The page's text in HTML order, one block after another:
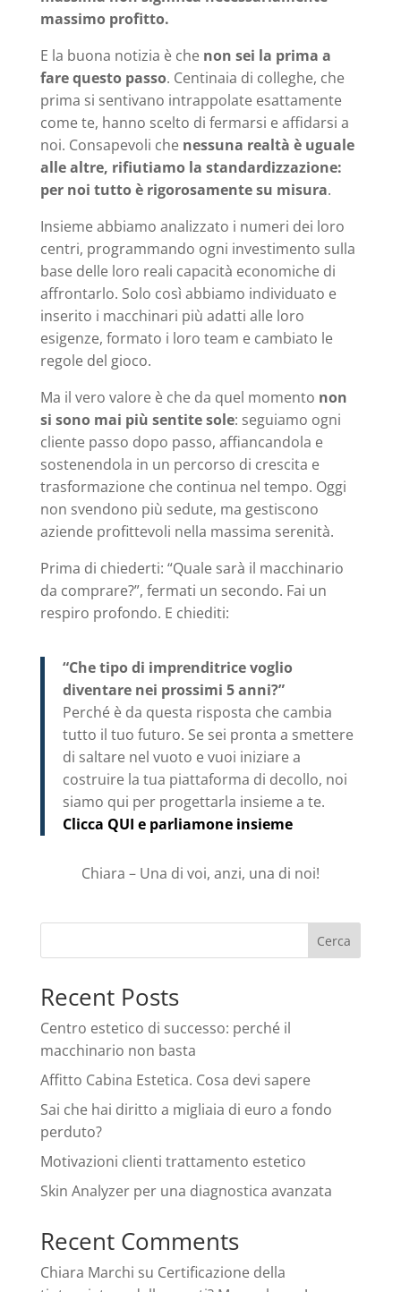
massimo profitto.
E la buona notizia è che non sei la prima a
fare questo passo. Centinaia di colleghe, che
prima si sentivano intrappolate esattamente
come te, hanno scelto di fermarsi e affidarsi a
noi. Consapevoli che nessuna realtà è uguale
alle altre, rifiutiamo la standardizzazione:
per noi tutto è rigorosamente su misura.
Insieme abbiamo analizzato i numeri dei loro
centri, programmando ogni investimento sulla
base delle loro reali capacità economiche di
affrontarlo. Solo così abbiamo individuato e
inserito i macchinari più adatti alle loro
esigenze, formato i loro team e cambiato le
regole del gioco.
Ma il vero valore è che da quel momento non
si sono mai più sentite sole: seguiamo ogni
cliente passo dopo passo, affiancandola e
sostenendola in un percorso di crescita e
trasformazione che continua nel tempo. Oggi
non svendono più sedute, ma gestiscono
aziende profittevoli nella massima serenità.
Prima di chiederti: “Quale sarà il macchinario
da comprare?”, fermati un secondo. Fai un
respiro profondo. E chiediti:
“Che tipo di imprenditrice voglio
diventare nei prossimi 5 anni?”
Perché è da questa risposta che cambia
tutto il tuo futuro. Se sei pronta a smettere
di saltare nel vuoto e vuoi iniziare a
costruire la tua piattaforma di decollo, noi
siamo qui per progettarla insieme a te.
Clicca QUI e parliamone insieme
Chiara – Una di voi, anzi, una di noi!
Cerca
Recent Posts
Centro estetico di successo: perché il
macchinario non basta
Affitto Cabina Estetica. Cosa devi sapere
Sai che hai diritto a migliaia di euro a fondo
perduto?
Motivazioni clienti trattamento estetico
Skin Analyzer per una diagnostica avanzata
Recent Comments
Chiara Marchi su Certificazione della